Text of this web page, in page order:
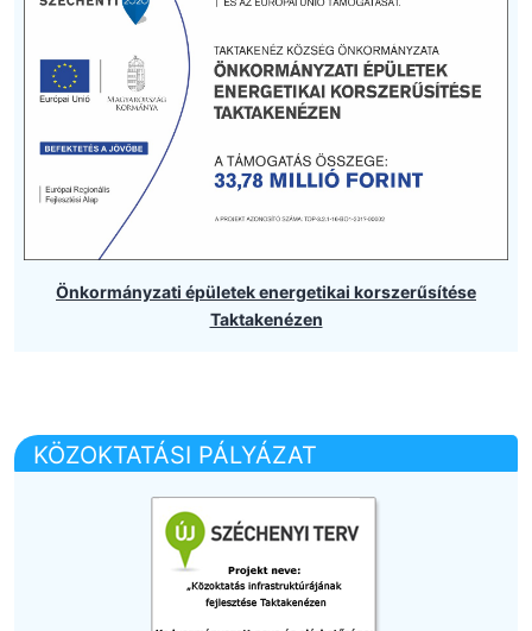
Önkormányzati épületek energetikai korszerűsítése
Taktakenézen
KÖZOKTATÁSI PÁLYÁZAT